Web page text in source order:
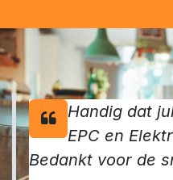
Handig dat
EPC en
Bedankt voor de